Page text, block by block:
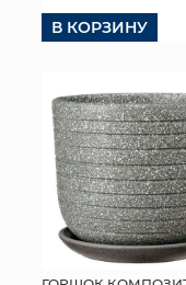
В КОРЗИНУ